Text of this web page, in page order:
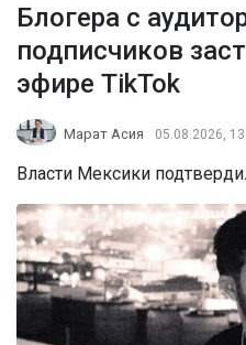
Блогера с
подписчиков
эфире TikTok
Марат Асия 05.08.2026,
Власти Мексики